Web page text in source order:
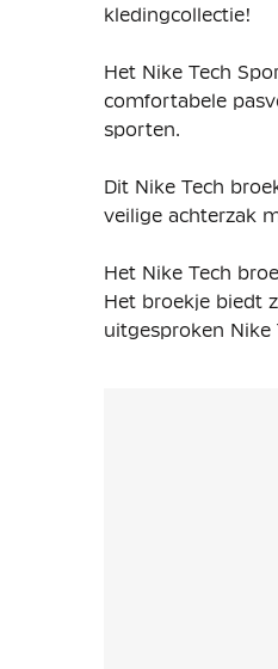
kledingcollectie!
Het Nike Tech
comfortabele
sporten.
Dit Nike Tech
veilige achterzak
Het Nike Tech
Het broekje biedt
uitgesproken Nike